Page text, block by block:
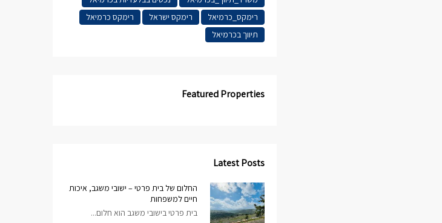
רימקס_כרמיאל
רימקס ישראל
רימקס כרמיאל
תיווך בכרמיאל
Featured Properties
Latest Posts
החלום של בית פרטי – ישובי משגב, איכות
חיים למשפחות
בית פרטי בישובי משגב הוא חלום...